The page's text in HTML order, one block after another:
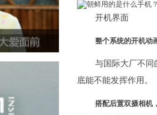
开机界面
整个系统的开机动
与国际大厂不同
底能不能发挥作用。
搭配后置双摄相机